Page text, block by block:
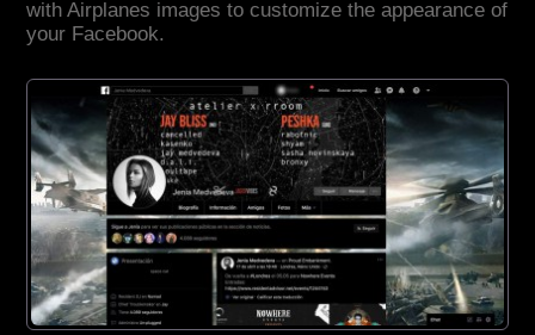
with Airplanes images to customize the appearance of
your Facebook.